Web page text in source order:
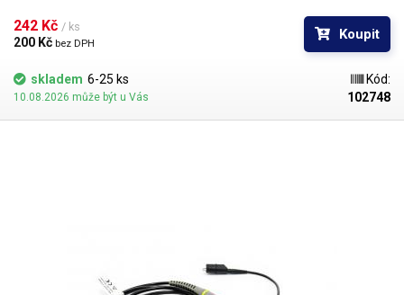
přepínač 1X a 10X
barevné kroužky pro označení, kalibrační nástroj
242 Kč / ks
200 Kč bez DPH
Koupit
skladem 6-25 ks
10.08.2026 může být u Vás
Kód:
102748